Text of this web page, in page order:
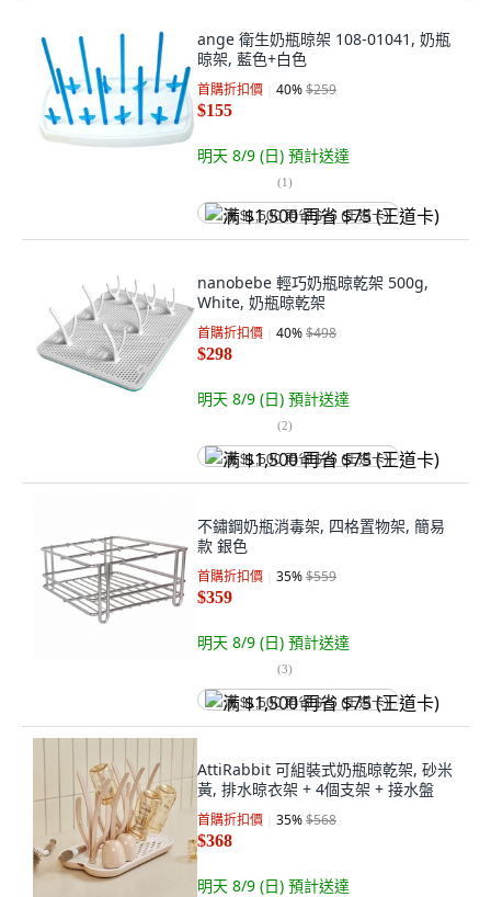
ange 衛生奶瓶晾架 108-01041, 奶瓶
晾架, 藍色+白色
首購折扣價 40%$259
$155
明天 8/9 (日) 預計送達
(1)
满 $1,500 再省 $75 (王道卡)
nanobebe 輕巧奶瓶晾乾架 500g,
White, 奶瓶晾乾架
首購折扣價 40%$498
$298
明天 8/9 (日) 預計送達
(2)
满 $1,500 再省 $75 (王道卡)
不鏽鋼奶瓶消毒架, 四格置物架, 簡易
款 銀色
首購折扣價 35%$559
$359
明天 8/9 (日) 預計送達
(3)
满 $1,500 再省 $75 (王道卡)
AttiRabbit 可組裝式奶瓶晾乾架, 砂米
黃, 排水晾衣架 + 4個支架 + 接水盤
首購折扣價 35%$568
$368
明天 8/9 (日) 預計送達